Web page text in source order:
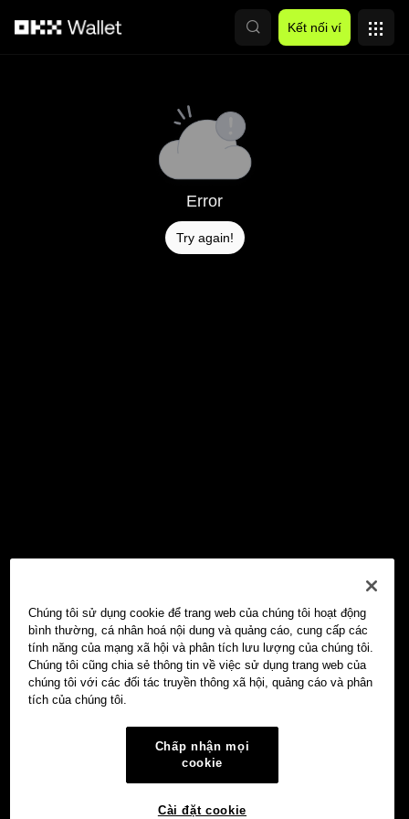
Kết nối ví
Error
Try again!
Chúng tôi sử dụng cookie để trang web của chúng tôi hoạt động
bình thường, cá nhân hoá nội dung và quảng cáo, cung cấp các
tính năng của mạng xã hội và phân tích lưu lượng của chúng tôi.
Chúng tôi cũng chia sẻ thông tin về việc sử dụng trang web của
chúng tôi với các đối tác truyền thông xã hội, quảng cáo và phân
tích của chúng tôi.
Chấp nhận mọi
cookie
Cài đặt cookie